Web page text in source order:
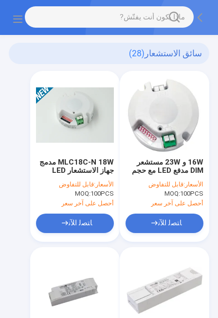
سائق الاستشعار (28)
MLC18C-N 18W مدمج
جهاز الاستشعار LED
السقف ، ON - OFF /
Dimming
الأسعار:قابل للتفاوض
MOQ:100PCS
أحصل على آخر سعر
ﺎﺘﺼﻟ ﺍﻶﻧ
16W و 23W مستشعر
DIM مدفع LED مع حجم
مضغوط، سهلة للتثبيت
الأسعار:قابل للتفاوض
MOQ:100PCS
أحصل على آخر سعر
ﺎﺘﺼﻟ ﺍﻶﻧ